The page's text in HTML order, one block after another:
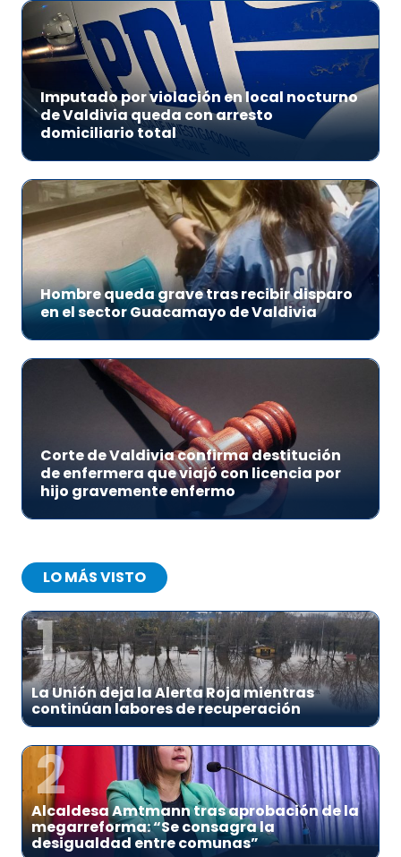
Imputado por violación en local nocturno
de Valdivia queda con arresto
domiciliario total
Hombre queda grave tras recibir disparo
en el sector Guacamayo de Valdivia
Corte de Valdivia confirma destitución
de enfermera que viajó con licencia por
hijo gravemente enfermo
LO MÁS VISTO
1
La Unión deja la Alerta Roja mientras
continúan labores de recuperación
2
Alcaldesa Amtmann tras aprobación de la
megarreforma: “Se consagra la
desigualdad entre comunas”